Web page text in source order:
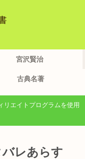
宮沢賢治
古典名著
リエイトプログラムを使用
レあらす